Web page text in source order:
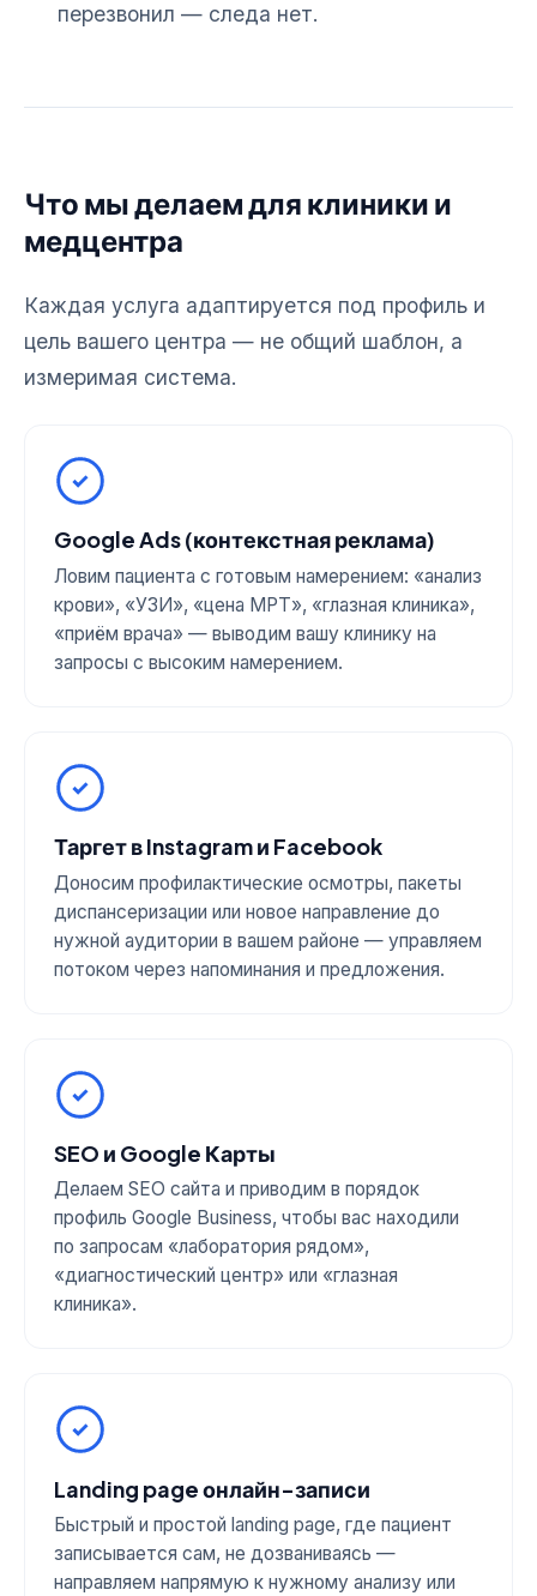
перезвонил — следа нет.
Что мы делаем для клиники и
медцентра
Каждая услуга адаптируется под профиль и
цель вашего центра — не общий шаблон, а
измеримая система.
Google Ads (контекстная реклама)
Ловим пациента с готовым намерением: «анализ
крови», «УЗИ», «цена МРТ», «глазная клиника»,
«приём врача» — выводим вашу клинику на
запросы с высоким намерением.
Таргет в Instagram и Facebook
Доносим профилактические осмотры, пакеты
диспансеризации или новое направление до
нужной аудитории в вашем районе — управляем
потоком через напоминания и предложения.
SEO и Google Карты
Делаем SEO сайта и приводим в порядок
профиль Google Business, чтобы вас находили
по запросам «лаборатория рядом»,
«диагностический центр» или «глазная
клиника».
Landing page онлайн-записи
Быстрый и простой landing page, где пациент
записывается сам, не дозваниваясь —
направляем напрямую к нужному анализу или